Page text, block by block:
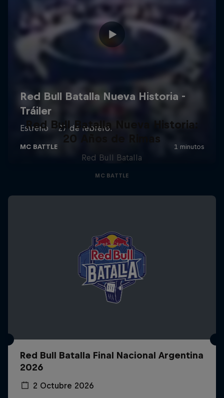
Red Bull Batalla Nueva Historia:
20 Años de Rimas
Red Bull Batalla
MC BATTLE
Red Bull Batalla Final Nacional Argentina
2026
2 Octubre 2026